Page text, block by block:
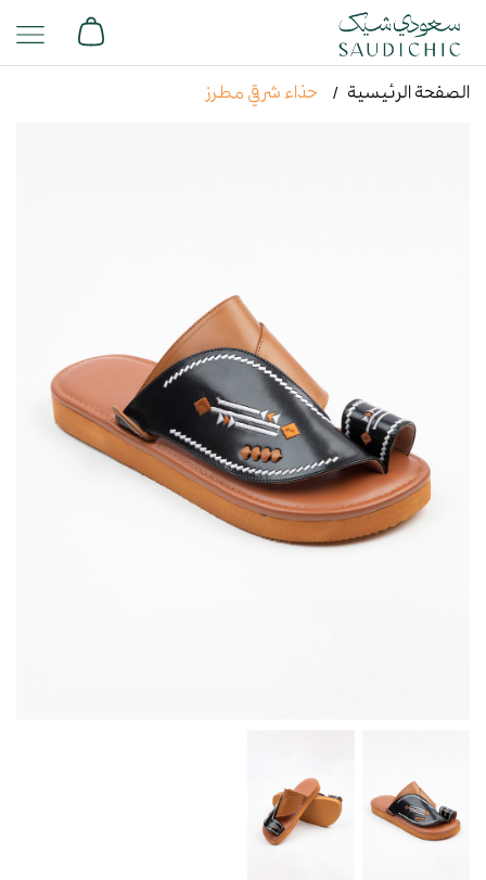
الصفحة الرئيسية حذاء شرقي مطرز